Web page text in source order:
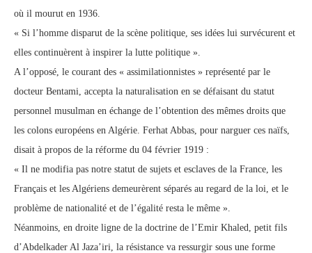
où il mourut en 1936.
« Si l’homme disparut de la scène politique, ses idées lui survécurent et
elles continuèrent à inspirer la lutte politique ».
A l’opposé, le courant des « assimilationnistes » représenté par le
docteur Bentami, accepta la naturalisation en se défaisant du statut
personnel musulman en échange de l’obtention des mêmes droits que
les colons européens en Algérie. Ferhat Abbas, pour narguer ces naïfs,
disait à propos de la réforme du 04 février 1919 :
« Il ne modifia pas notre statut de sujets et esclaves de la France, les
Français et les Algériens demeurèrent séparés au regard de la loi, et le
problème de nationalité et de l’égalité resta le même ».
Néanmoins, en droite ligne de la doctrine de l’Emir Khaled, petit fils
d’Abdelkader Al Jaza’iri, la résistance va ressurgir sous une forme